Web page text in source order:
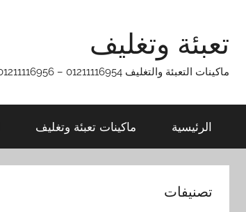
content
تعبئة وتغليف
ماكينات التعبئة والتغليف 01211116954 – 01211116956 – 01211116958
الرئيسية ماكينات تعبئة وتغليف
تصنيفات